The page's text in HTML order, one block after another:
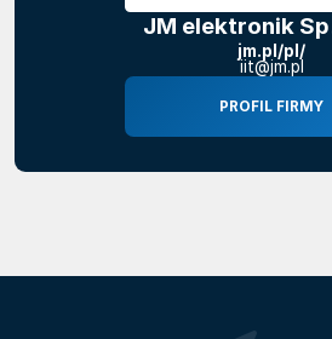
JM elektronik
jm.pl/pl/
iit@jm.pl
PROFIL FIRMY